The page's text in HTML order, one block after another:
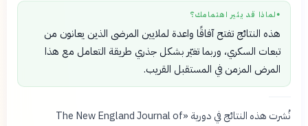
● لماذا قد يثير اهتمامك؟
هذه النتائج تفتح آفاقًا واعدة لملايين المرضى الذين يعانون من
تبعات السكري، وربما تغيّر بشكل جذري طريقة التعامل مع هذا
المرض المزمن في المستقبل القريب.
نُشرت هذه النتائج في دورية «The New England Journal of